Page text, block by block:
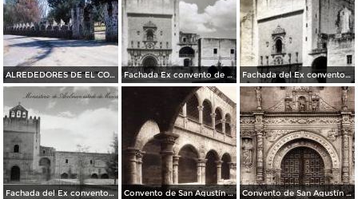
ALREDEDORES DE EL CONVENTO Fachada Ex convento de San Agustin Fachada del Ex convento de San Agustin
Fachada del Ex convento de San Agustin Convento de San Agustín Acolman (circa 1920) Convento de San Agustín Acolman (circa 1920)